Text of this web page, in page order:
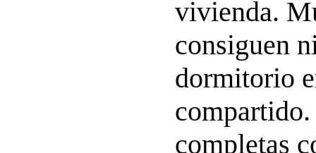
vivienda.
consiguen
dormitorio
completas